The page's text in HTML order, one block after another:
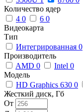
Количество ядер
4 0 6 0
Видеокарта
Тип
Интегрированная 0
Производитель
AMD 0 Intel 0
Модель
HD Graphics 630 0
Жесткий диск, Гб
От